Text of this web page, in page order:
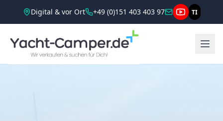
Digital & vor Ort +49 (0)151 403 403 97 TI